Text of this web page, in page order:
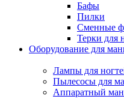
Бафы
Пилки
Сменные
Терки для
Оборудование для
Лампы для
Пылесосы для
Аппаратный